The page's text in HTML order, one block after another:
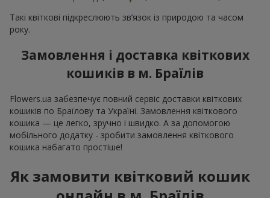
Такі квіткові підкреслюють зв’язок із природою та часом
року.
Замовлення і доставка квіткових
кошиків в м. Браїлів
Flowers.ua забезпечує повний сервіс доставки квіткових
кошиків по Браїлову та Україні. Замовлення квіткового
кошика — це легко, зручно і швидко. А за допомогою
мобільного додатку - зробити замовлення квіткового
кошика набагато простіше!
Як замовити квітковий кошик